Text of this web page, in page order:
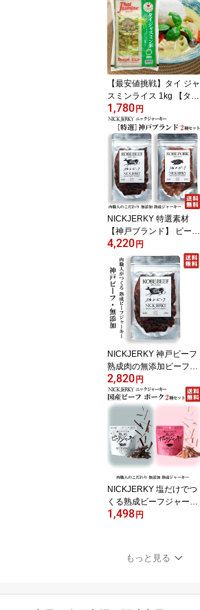
れた ベストBuyライスペ
ーパー】 米粉 グルテン
フリー 添加物不使用 フ
ルーツ生春巻きにも最適
【最安値挑戦】タイ ジャ
スミンライス 1kg 【タイ
料理、チャーハン、カレ
ー、ガパオなどに】タイ
政府認証品 香り米 Jasmi
ne rice タイ ジャスミン
米 エスニック料理 ゴー
ルデンロータス
1,780 円
NICKJERKY 特選素材
【神戸ブランド】 ビーフ
ジャーキー、ポークジャ
ーキー 食べ比べセット
各20g (計2袋) ニックジ
ャーキー 国内トップブラ
ンド肉のジャーキーセッ
ト 国産 国内産 神戸 牛 豚
4,220 円
NICKJERKY 神戸ビーフ
熟成肉の無添加ビーフジ
ャーキー 20g (1袋) ニッ
クジャーキー KOBE BEE
F 国産 国内産 神戸 牛
2,820 円
NICKJERKY 塩だけでつ
くる熟成ビーフジャーキ
ー ポークジャーキー セ
淡路島の天然塩だけでつ
くる濃厚な味わいのジャ
1,498 円
もっと見る